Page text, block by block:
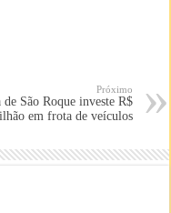
Próximo
São Roque investe R$
em frota de veículos